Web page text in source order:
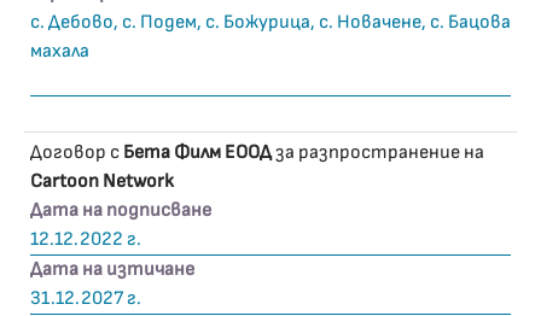
с. Дебово, с. Подем, с. Божурица, с. Новачене, с. Бацова
махала
Договор с Бета Филм ЕООДза разпространение на
Cartoon Network
Дата на подписване
12.12.2022 г.
Дата на изтичане
31.12.2027 г.